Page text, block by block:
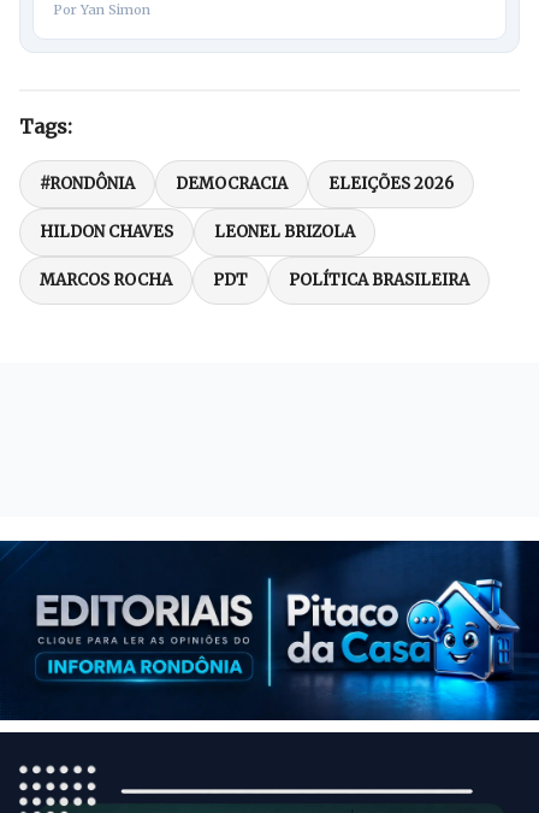
Por Yan Simon
Tags:
#RONDÔNIA DEMOCRACIA ELEIÇÕES 2026
HILDON CHAVES LEONEL BRIZOLA
MARCOS ROCHA PDT POLÍTICA BRASILEIRA